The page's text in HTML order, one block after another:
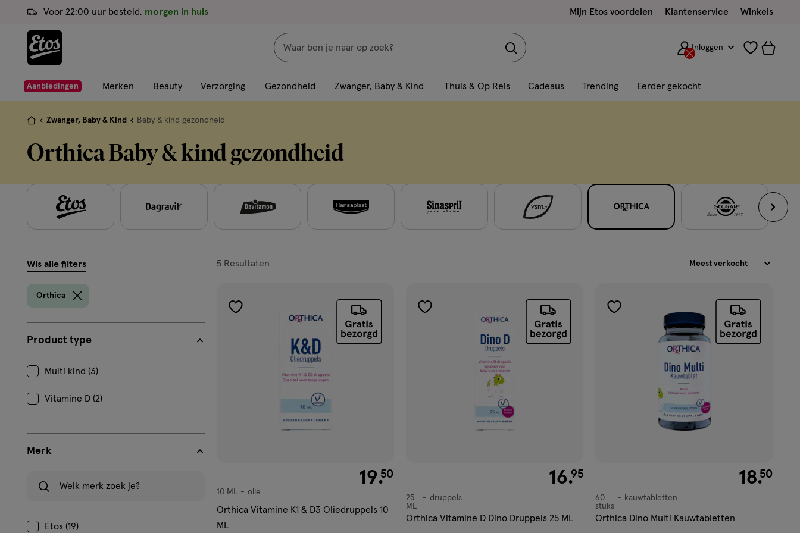
ga
de
hoofd
ga
naar
de
ga
naar
footer
Voor 22:00 uur besteld, morgen in huis Mijn Etos voordelen Klantenservice Winkels
Zoeken
met
dit
een
volledig
geavanceerde
zoekopties
Inloggen
Aanbiedingen Merken Beauty Verzorging Gezondheid Zwanger, Baby & Kind Thuis & Op Reis Cadeaus Trending Eerder gekocht
Je
hier:
Zwanger, Baby & Kind Baby & kind gezondheid
Orthica Baby & kind gezondheid
filters
Wis alle filters
Orthica
Product type
Multi kind (3)
Vitamine D (2)
Merk
Etos (19)
5Resultaten
producten
toevoegen
€ 19.50
19.50
olie
10 ML olie
Orthica Vitamine K1 & D3 Oliedruppels 10
ML
toevoegen
€ 16.95
16.95
druppels
25
ML
druppels
Orthica Vitamine D Dino Druppels 25 ML
toevoegen
verlanglijst
€ 18.50
18.50
kauwtabletten
60
stuks
kauwtabletten
Orthica Dino Multi Kauwtabletten